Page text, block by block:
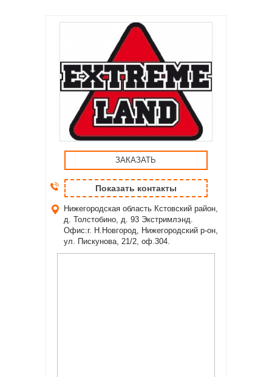
ЗАКАЗАТЬ
Показать контакты
Нижегородская область Кстовский район,
д. Толстобино, д. 93 Экстримлэнд.
Офис:г. Н.Новгород, Нижегородский р-он,
ул. Пискунова, 21/2, оф.304.